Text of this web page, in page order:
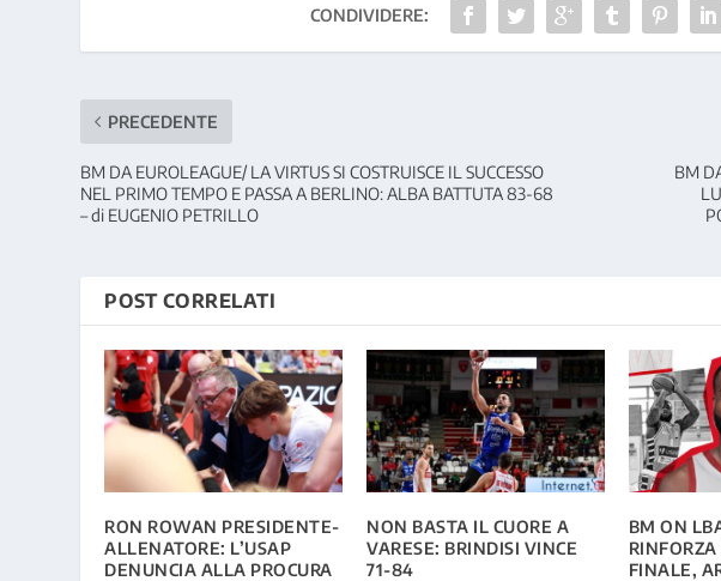
CONDIVIDERE:
PRECEDENTE
BM DA EUROLEAGUE/ LA VIRTUS SI COSTRUISCE IL SUCCESSO
NEL PRIMO TEMPO E PASSA A BERLINO: ALBA BATTUTA 83-68
– di EUGENIO PETRILLO
BM
POST CORRELATI
RON ROWAN PRESIDENTE-
ALLENATORE: L’USAP
DENUNCIA ALLA PROCURA
NON BASTA IL CUORE A
VARESE: BRINDISI VINCE
71-84
BM ON
RINFORZA
FINALE,